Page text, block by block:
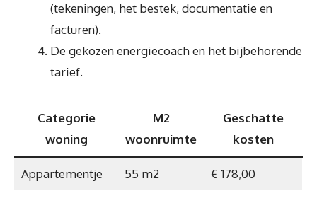
(tekeningen, het bestek, documentatie en
facturen).
De gekozen energiecoach en het bijbehorende
tarief.
Categorie
woning
M2
woonruimte
Geschatte
kosten
Appartementje 55 m2 € 178,00